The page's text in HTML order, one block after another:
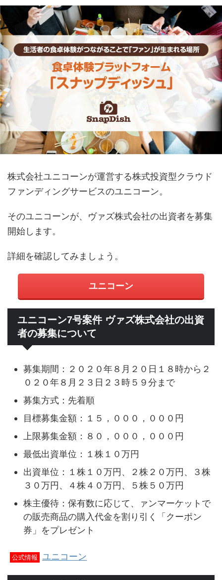
株式会社ユニコーンが運営する株式投資型クラウド
ファンディングサービスのユニコーン。
そのユニコーンが、ヴァズ株式会社の出資者を募集
開始します。
詳細を確認してみましょう。
ユニコーン
ユニコーン7号案件 ヴァズ株式会社の出資
者の募集について
募集期間：２０２０年８月２０日１８時から２
０２０年８月２３日２３時５９分まで
募集方式：先着順
目標募集金額：１５，０００，０００円
上限募集金額：８０，０００，０００円
最低出資単位：１株１０万円
出資単位：１株１０万円、２株２０万円、３株
３０万円、４株４０万円、５株５０万円
株主優待：保有数に応じて、ァンマーケットで
の販売商品の購入代金を割り引く「クーポン
券」をプレゼント
公式情報 ユニコーン